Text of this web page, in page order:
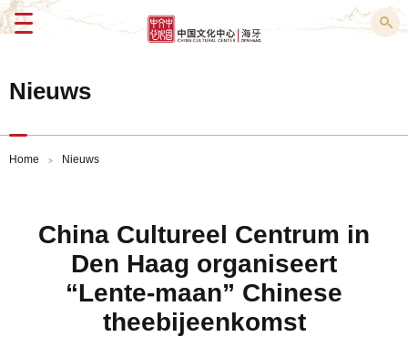
Menu
Nieuws
Home > Nieuws
China Cultureel Centrum in
Den Haag organiseert
“Lente-maan” Chinese
theebijeenkomst